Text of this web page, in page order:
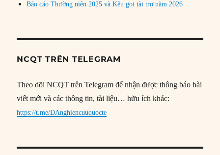
Báo cáo Thường niên 2025 và Kêu gọi tài trợ năm 2026
NCQT TRÊN TELEGRAM
Theo dõi NCQT trên Telegram để nhận được thông báo bài
viết mới và các thông tin, tài liệu… hữu ích khác:
https://t.me/DAnghiencuuquocte